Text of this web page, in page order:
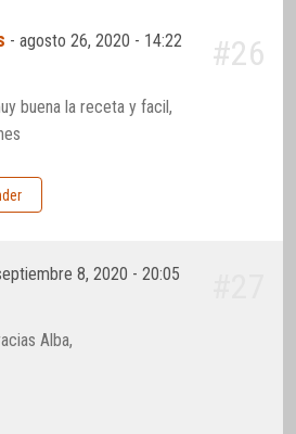
-agosto 26, 2020 - 14:22 #26
buena la receta y facil,
8, 2020 - 20:05
Alba,